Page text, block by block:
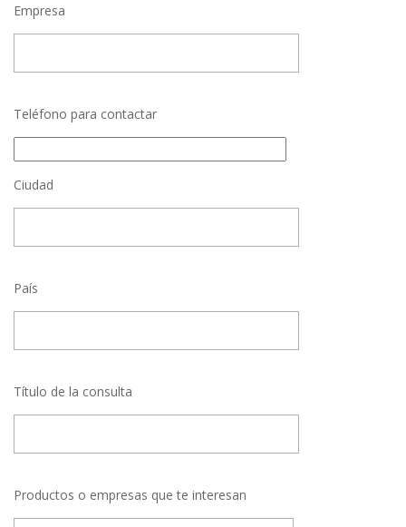
Empresa
Teléfono para contactar
Ciudad
País
Título de la consulta
Productos o empresas que te interesan